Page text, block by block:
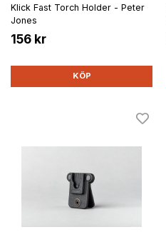
Klick Fast Torch Holder - Peter
Jones
156 kr
KÖP